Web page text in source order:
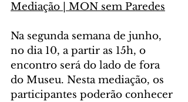
Mediação | MON sem Paredes
Na segunda semana de junho,
no dia 10, a partir as 15h, o
encontro será do lado de fora
do Museu. Nesta mediação, os
participantes poderão conhecer